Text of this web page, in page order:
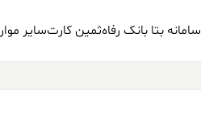
سامانه بتا بانک رفاهثمین کارتسایر